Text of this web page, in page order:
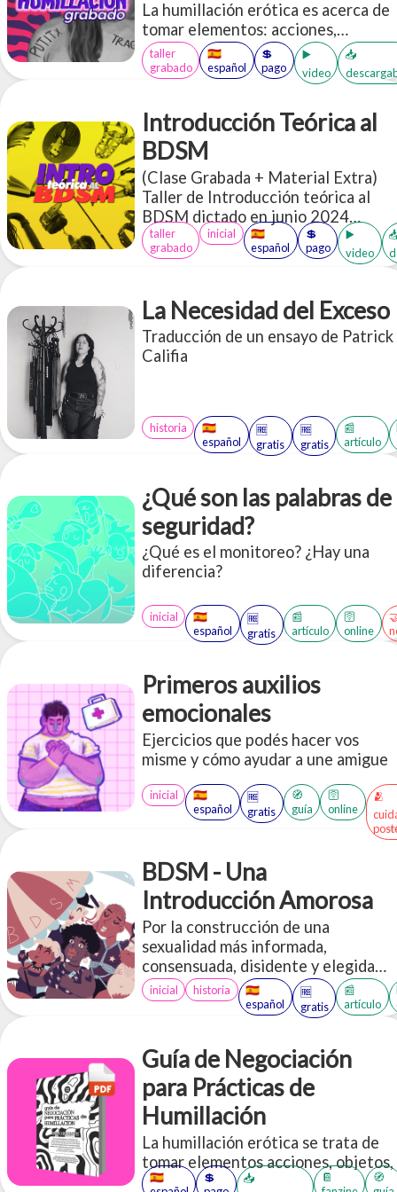
La humillación erótica es acerca de
tomar elementos: acciones,
objetos, palabras que en el "mundo
exterior" subjetivo de cada persona
nos parecerían "humillantes" y re
erótico a través de un lente de
apreciación, cuidado, aceptación y
disfrute <3
taller
grabado
🇪🇸
español
💲
pago
▶️
video
📥
Introducción Teórica al
BDSM
(Clase Grabada + Material Extra)
Taller de Introducción teórica al
BDSM dictado en junio 2024
(duración total: 3 horas 12
minutos). Diapositivas de la
una escena. Acceso a más de 30
PDFs en inglés y español sobre
BDSM
taller
grabado
inicial
🇪🇸
español
💲
pago
▶️
video
La Necesidad del Exceso
Traducción de un ensayo de Patrick
Califia
historia
🇪🇸
español
🆓
gratis
🆓
gratis
📰
artículo
¿Qué son las palabras de
seguridad?
¿Qué es el monitoreo? ¿Hay una
diferencia?
inicial
🇪🇸
español
🆓
gratis
📰
artículo
🛜
online
Primeros auxilios
emocionales
Ejercicios que podés hacer vos
misme y cómo ayudar a une amigue
inicial
🇪🇸
español
🆓
gratis
🧭
guía
🛜
online
🫂
BDSM - Una
Introducción Amorosa
Por la construcción de una
sexualidad más informada,
consensuada, disidente y elegida
libremente
inicial historia
🇪🇸
español
🆓
gratis
📰
artículo
Guía de Negociación
para Prácticas de
Humillación
La humillación erótica se trata de
tomar elementos acciones, objetos,
palabras que en el “mundo exterior”
🇪🇸
💲
📥
📔
🧭